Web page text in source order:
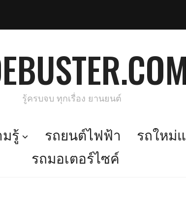
รู้ครบจบ ทุกเรื่อง ยานยนต์
รู้ รถยนต์ไฟฟ้า รถใหม่
รถมอเตอร์ไซค์